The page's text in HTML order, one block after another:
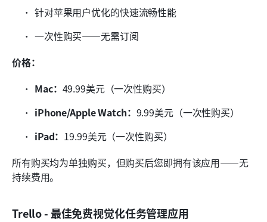
针对苹果用户优化的快速流畅性能
一次性购买——无需订阅
价格：
Mac： 49.99美元（一次性购买）
iPhone/Apple Watch： 9.99美元（一次性购买）
iPad： 19.99美元（一次性购买）
所有购买均为单独购买，但购买后您即拥有该应用——无
持续费用。
Trello - 最佳免费视觉化任务管理应用